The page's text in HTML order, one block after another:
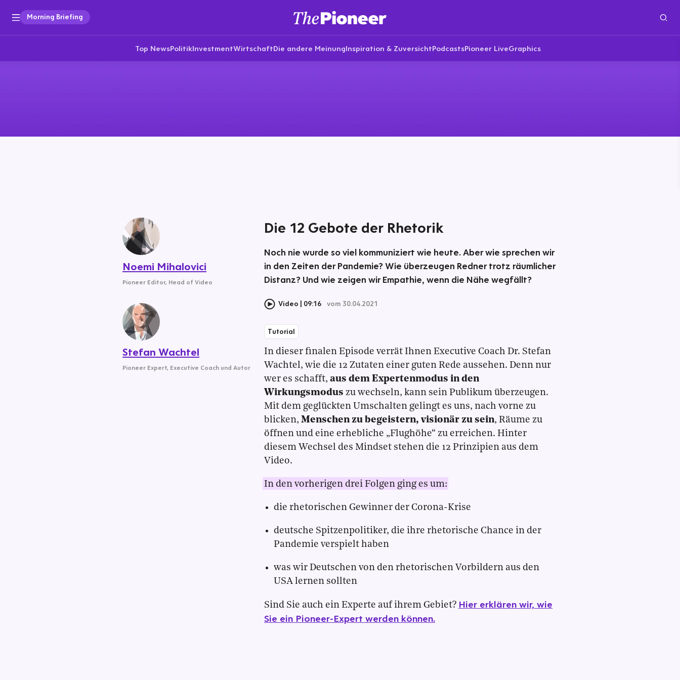
Morning Briefing
Top NewsPolitikInvestmentWirtschaftDie andere MeinungInspiration & ZuversichtPodcastsPioneer LiveGraphics
Noemi Mihalovici
Pioneer Editor, Head of Video
Stefan Wachtel
Pioneer Expert, Executive Coach und Autor
Die 12 Gebote der Rhetorik
Noch nie wurde so viel kommuniziert wie heute. Aber wie sprechen wir
in den Zeiten der Pandemie? Wie überzeugen Redner trotz räumlicher
Distanz? Und wie zeigen wir Empathie, wenn die Nähe wegfällt?
Video 09:16 vom 30.04.2021
Tutorial
In dieser finalen Episode verrät Ihnen Executive Coach Dr. Stefan
Wachtel, wie die 12 Zutaten einer guten Rede aussehen. Denn nur
wer es schafft, aus dem Expertenmodus in den
Wirkungsmodus zu wechseln, kann sein Publikum überzeugen.
Mit dem geglückten Umschalten gelingt es uns, nach vorne zu
blicken, Menschen zu begeistern, visionär zu sein, Räume zu
öffnen und eine erhebliche „Flughöhe“ zu erreichen. Hinter
diesem Wechsel des Mindset stehen die 12 Prinzipien aus dem
Video.
In den vorherigen drei Folgen ging es um:
die rhetorischen Gewinner der Corona-Krise
deutsche Spitzenpolitiker, die ihre rhetorische Chance in der
Pandemie verspielt haben
was wir Deutschen von den rhetorischen Vorbildern aus den
USA lernen sollten
Sind Sie auch ein Experte auf ihrem Gebiet? Hier erklären wir, wie
Sie ein Pioneer-Expert werden können.